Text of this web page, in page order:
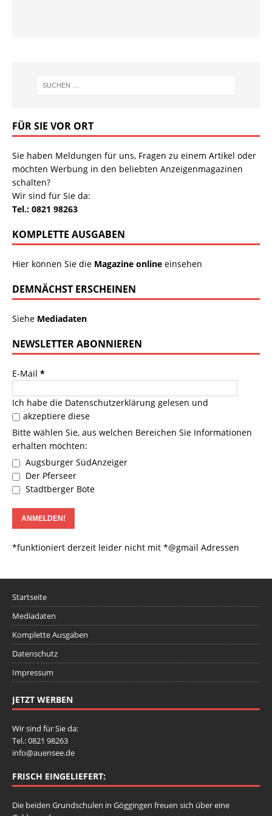
FÜR SIE VOR ORT
Sie haben Meldungen für uns, Fragen zu einem Artikel oder
möchten Werbung in den beliebten Anzeigenmagazinen
schalten?
Wir sind für Sie da:
Tel.: 0821 98263
KOMPLETTE AUSGABEN
Hier können Sie die Magazine online einsehen
DEMNÄCHST ERSCHEINEN
Siehe Mediadaten
NEWSLETTER ABONNIEREN
E-Mail *
Ich habe die Datenschutzerklärung gelesen und
akzeptiere diese
Bitte wählen Sie, aus welchen Bereichen Sie Informationen
erhalten möchten:
Augsburger SüdAnzeiger
Der Pferseer
Stadtberger Bote
*funktioniert derzeit leider nicht mit *@gmail Adressen
Startseite
Mediadaten
Komplette Ausgaben
Datenschutz
Impressum
JETZT WERBEN
Wir sind für Sie da:
Tel.: 0821 98263
info@auensee.de
FRISCH EINGELIEFERT:
Die beiden Grundschulen in Göggingen freuen sich über eine